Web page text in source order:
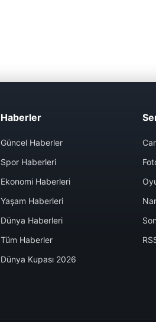
Haberler
Güncel Haberler
Spor Haberleri
Ekonomi Haberleri
Yaşam Haberleri
Dünya Haberleri
Tüm Haberler
Dünya Kupası 2026